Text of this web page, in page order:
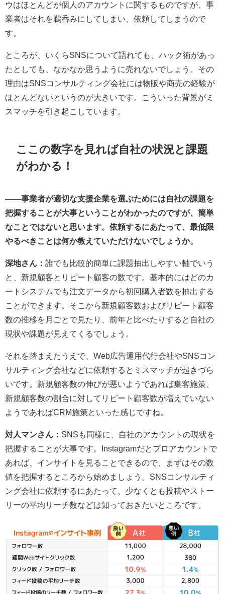
ウはほとんどが個人のアカウントに関するものですが、事
業者はそれを鵜呑みにしてしまい、依頼してしまうので
す。
ところが、いくらSNSについて語れても、ハック術があっ
たとしても、なかなか思うように売れないでしょう。その
理由はSNSコンサルティング会社には物販や商売の経験が
ほとんどないというのが大きいです。こういった背景がミ
スマッチを引き起こしています。
ここの数字を見れば自社の状況と課題
がわかる！
――事業者が適切な支援企業を選ぶためには自社の課題を
把握することが大事ということがわかったのですが、簡単
なことではないと思います。依頼するにあたって、最低限
やるべきことは何か教えていただけないでしょうか。
深地さん： 誰でも比較的簡単に課題抽出しやすい軸でいう
と、新規顧客とリピート顧客の数です。基本的にはどのカ
ートシステムでも注文データから初回購入者数を抽出する
ことができます。そこから新規顧客数およびリピート顧客
数の推移を月ごとで見たり、前年と比べたりすると自社の
現状や課題が見えてくるでしょう。
それを踏まえたうえで、Web広告運用代行会社やSNSコン
サルティング会社などに依頼するとミスマッチが起きづら
いです。新規顧客数の伸びが悪いようであれば集客施策、
新規顧客数の割合に対してリピート顧客数が増えていない
ようであればCRM施策といった感じですね。
対人マンさん： SNSも同様に、自社のアカウントの現状を
把握することが大事です。Instagramだとプロアカウントで
あれば、インサイトを見ることできるので、まずはその数
値を把握するところから始めましょう。SNSコンサルティ
ング会社に依頼するにあたって、少なくとも投稿やストー
リーの平均リーチ数などは知っておきたいところです。